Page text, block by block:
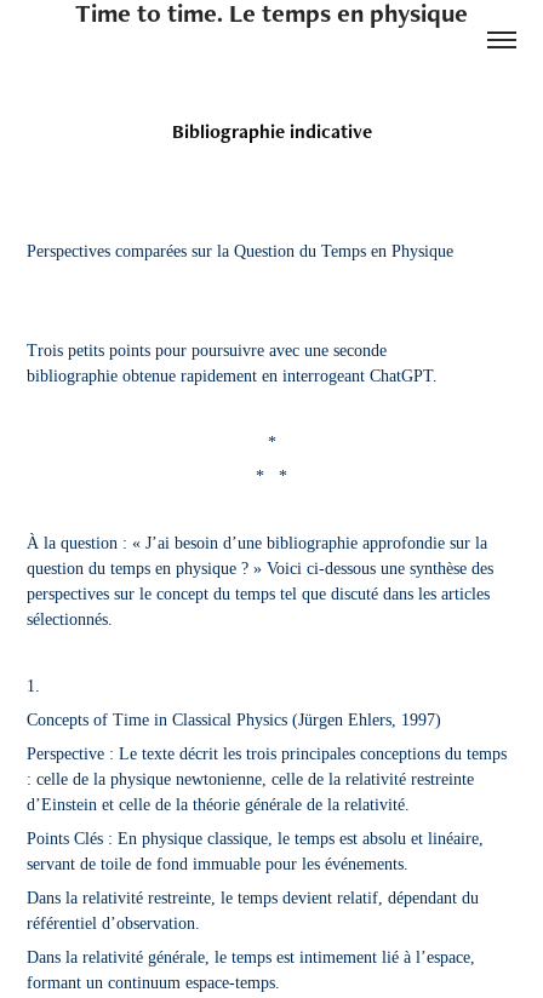
Time to time. Le temps en physique
Bibliographie indicative
Perspectives comparées sur la Question du Temps en Physique
Trois petits points pour poursuivre avec une seconde
bibliographieobtenue rapidement en interrogeantChatGPT.
*
* *
À la question : « J’ai besoin d’une bibliographie approfondie sur la
question du temps en physique ? » Voici ci-dessous une synthèse des
perspectives sur le concept du temps tel que discuté dans les articles
sélectionnés.
1.
Concepts of Time in Classical Physics(Jürgen Ehlers, 1997)
Perspective : Le texte décrit les trois principales conceptions du temps
: celle de la physique newtonienne, celle de la relativité restreinte
d’Einstein et celle de la théorie générale de la relativité.
Points Clés : En physique classique, le temps est absolu et linéaire,
servant de toile de fond immuable pour les événements.
Dans la relativité restreinte, le temps devient relatif, dépendant du
référentiel d’observation.
Dans la relativité générale, le temps est intimement lié à l’espace,
formant un continuum espace-temps.